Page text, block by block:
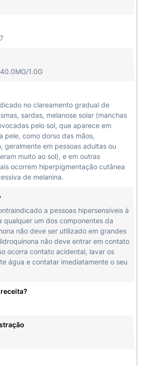
1.0G
no clareamento gradual de
sardas, melanose solar (manchas
pelo sol, que aparece em
pele, como dorso das mãos,
geralmente em pessoas adultas ou
muito ao sol), e em outras
ocorrem hiperpigmentação cutânea
de melanina.
a pessoas hipersensíveis à
qualquer um dos componentes da
não deve ser utilizado em grandes
não deve entrar em contato
ocorra contato acidental, lavar os
água e contatar imediatamente o seu